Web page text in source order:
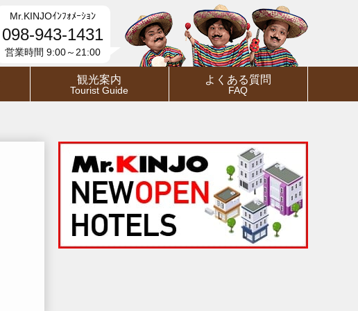
Mr.KINJOｲﾝﾌｫﾒｰｼｮﾝ
098-943-1431
営業時間 9:00～21:00
観光案内
Tourist Guide
よくある質問
FAQ